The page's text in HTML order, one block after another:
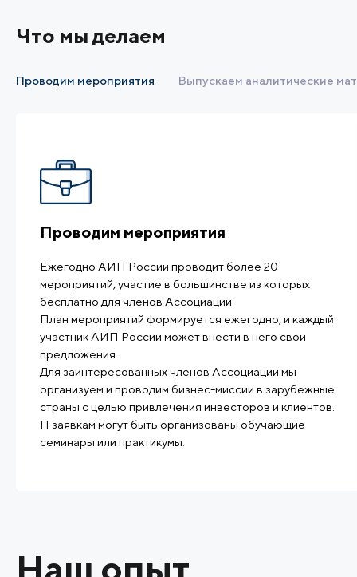
Что мы делаем
Проводим мероприятия Выпускаем аналитические
Проводим мероприятия
Ежегодно АИП России проводит более 20
мероприятий, участие в большинстве из которых
бесплатно для членов Ассоциации.
План мероприятий формируется ежегодно, и каждый
участник АИП России может внести в него свои
предложения.
Для заинтересованных членов Ассоциации мы
организуем и проводим бизнес-миссии в зарубежные
страны с целью привлечения инвесторов и клиентов.
П заявкам могут быть организованы обучающие
семинары или практикумы.
Наш опыт